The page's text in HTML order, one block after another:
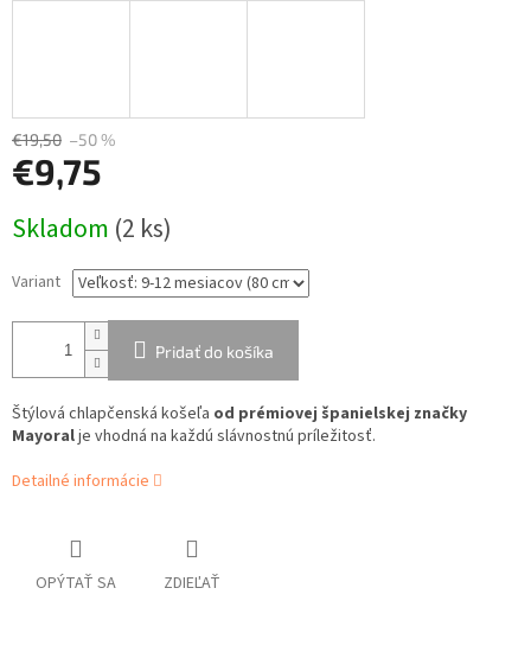
€19,50 –50 %
€9,75
cena:
Skladom (2 ks)
Variant
Pridať do košíka
Štýlová chlapčenská košeľa od prémiovej španielskej značky
Mayoralje vhodná na každú slávnostnú príležitosť.
Detailné informácie
OPÝTAŤ SA ZDIEĽAŤ